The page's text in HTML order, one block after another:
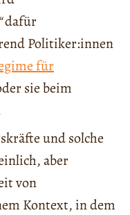
dafür
Politiker:innen
für
sie beim
und solche
aber
von
Kontext, in dem